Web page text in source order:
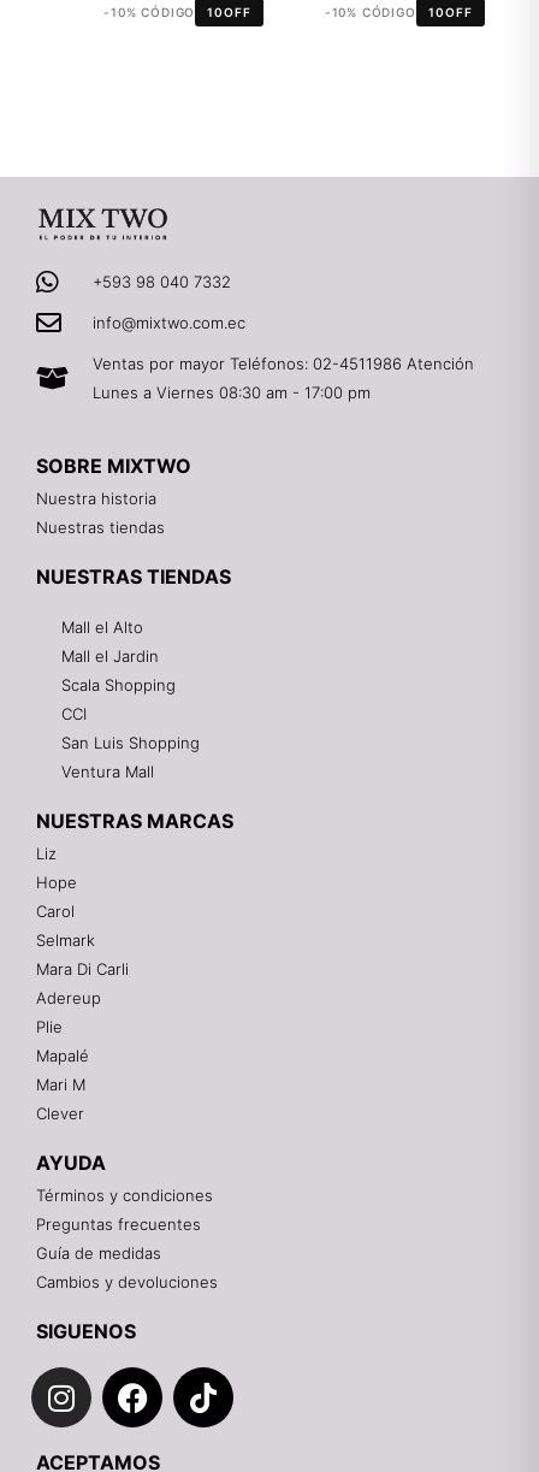
-10% CÓDIGO 10OFF -10% CÓDIGO 10OFF
+593 98 040 7332
info@mixtwo.com.ec
Ventas por mayor Teléfonos: 02-4511986 Atención
Lunes a Viernes 08:30 am - 17:00 pm
SOBRE MIXTWO
Nuestra historia
Nuestras tiendas
NUESTRAS TIENDAS
Mall el Alto
Mall el Jardin
Scala Shopping
CCI
San Luis Shopping
Ventura Mall
NUESTRAS MARCAS
Liz
Hope
Carol
Selmark
Mara Di Carli
Adereup
Plie
Mapalé
Mari M
Clever
AYUDA
Términos y condiciones
Preguntas frecuentes
Guía de medidas
Cambios y devoluciones
SIGUENOS
I
n
F
a
T
i
ACEPTAMOS
¡Hola! 👋
Gracias por visitarnos. Te asesoramos
personalmente con tu compra: tallas, envíos y
pagos.
Recuerda: 10% de descuento en tu primera compra
Contáctanos por el canal que prefieras 💕
WhatsApp
Instagram
Teléfono
Email